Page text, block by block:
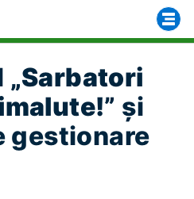
Sarbatori
” şi
gestionare